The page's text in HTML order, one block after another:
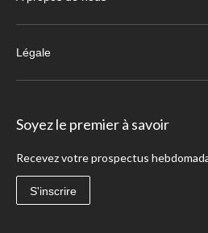
Légale
Soyez le premier à savoir
Recevez votre prospectus
S'inscrire